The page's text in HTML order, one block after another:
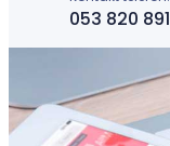
053 820 891